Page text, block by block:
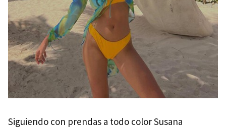
Siguiendo con prendas a todo color Susana